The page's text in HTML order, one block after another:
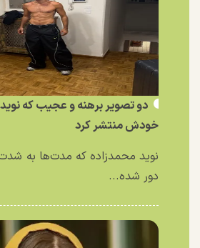
دو تصویر برهنه و عجیب که
خودش منتشر کرد
نوید محمدزاده که مدت‌ها به
دور شده...